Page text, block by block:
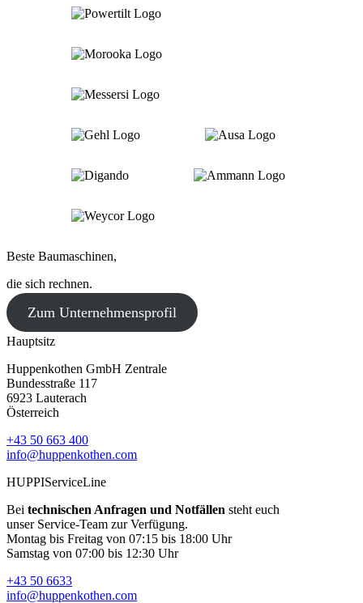
Beste Baumaschinen,
die sich rechnen.
Zum Unternehmensprofil
Hauptsitz
Huppenkothen GmbH Zentrale
Bundesstraße 117
6923 Lauterach
Österreich
+43 50 663 400
info@huppenkothen.com
HUPPIServiceLine
Bei technischen Anfragen und Notfällen steht euch
unser Service-Team zur Verfügung.
Montag bis Freitag von 07:15 bis 18:00 Uhr
Samstag von 07:00 bis 12:30 Uhr
+43 50 6633
info@huppenkothen.com